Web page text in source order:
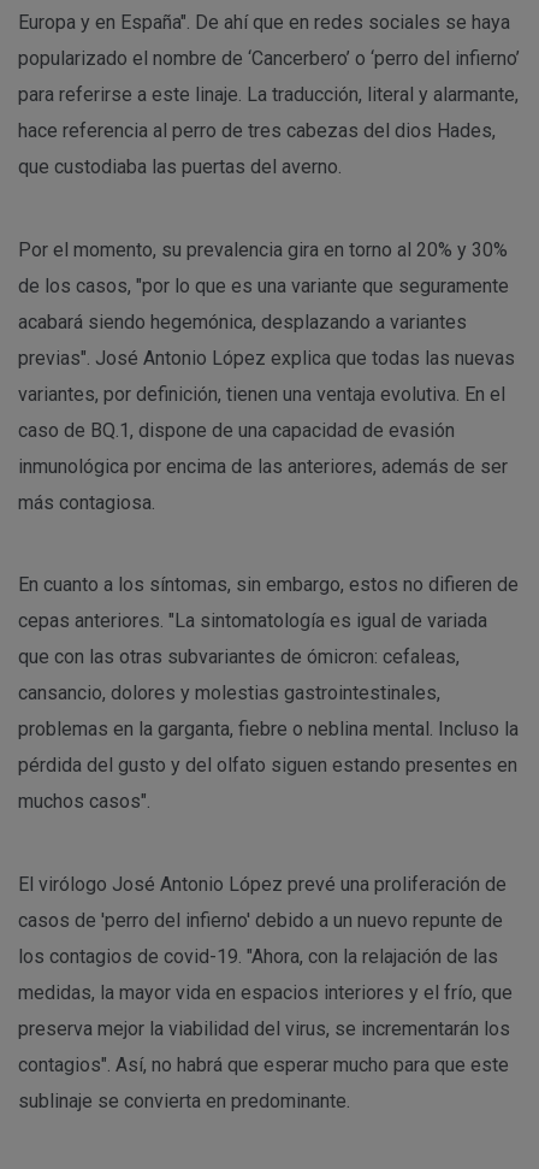
Europa y en España". De ahí que en redes sociales se haya
popularizado el nombre de ‘Cancerbero’ o ‘perro del infierno’
para referirse a este linaje. La traducción, literal y alarmante,
hace referencia al perro de tres cabezas del dios Hades,
que custodiaba las puertas del averno.
Por el momento, su prevalencia gira en torno al 20% y 30%
de los casos, "por lo que es una variante que seguramente
acabará siendo hegemónica, desplazando a variantes
previas". José Antonio López explica que todas las nuevas
variantes, por definición, tienen una ventaja evolutiva. En el
caso de BQ.1, dispone de una capacidad de evasión
inmunológica por encima de las anteriores, además de ser
más contagiosa.
En cuanto a los síntomas, sin embargo, estos no difieren de
cepas anteriores. "La sintomatología es igual de variada
que con las otras subvariantes de ómicron: cefaleas,
cansancio, dolores y molestias gastrointestinales,
problemas en la garganta, fiebre o neblina mental. Incluso la
pérdida del gusto y del olfato siguen estando presentes en
muchos casos".
El virólogo José Antonio López prevé una proliferación de
casos de 'perro del infierno' debido a un nuevo repunte de
los contagios de covid-19. "Ahora, con la relajación de las
medidas, la mayor vida en espacios interiores y el frío, que
preserva mejor la viabilidad del virus, se incrementarán los
contagios". Así, no habrá que esperar mucho para que este
sublinaje se convierta en predominante.